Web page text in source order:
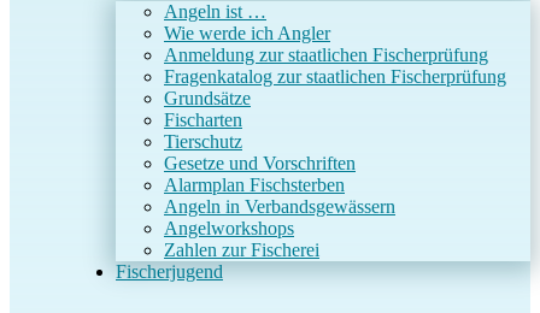
Angeln ist …
Wie werde ich Angler
Anmeldung zur staatlichen Fischerprüfung
Fragenkatalog zur staatlichen Fischerprüfung
Grundsätze
Fischarten
Tierschutz
Gesetze und Vorschriften
Alarmplan Fischsterben
Angeln in Verbandsgewässern
Angelworkshops
Zahlen zur Fischerei
Fischerjugend